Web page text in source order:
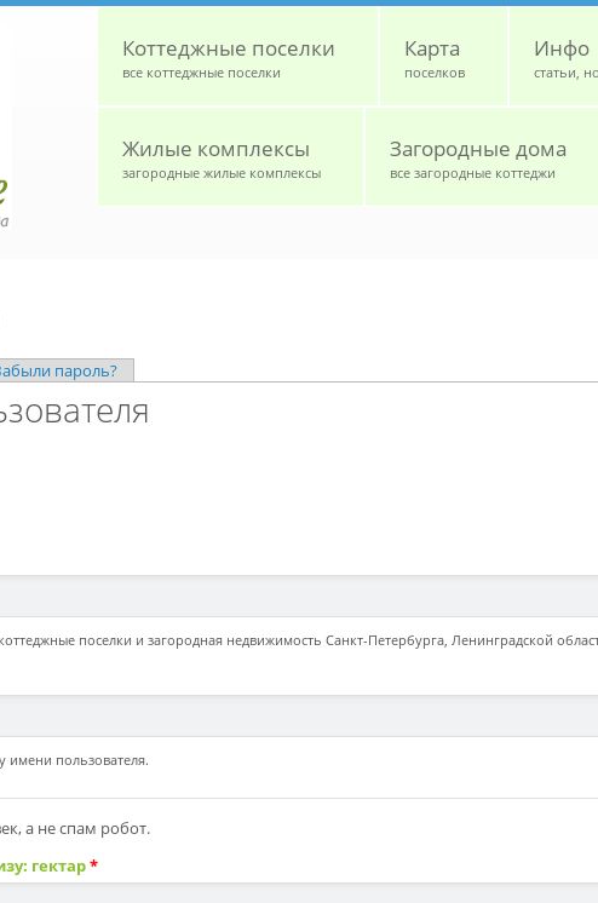
Коттеджные поселки
все коттеджные поселки
Карта
поселков
Инфо
статьи,
Жилые комплексы
загородные жилые комплексы
Загородные дома
все загородные коттеджи
вкладка)
пароль?
поселки и загородная недвижимость Санкт-Петербурга, Ленинградской
имени пользователя.
а не спам робот.
гектар*